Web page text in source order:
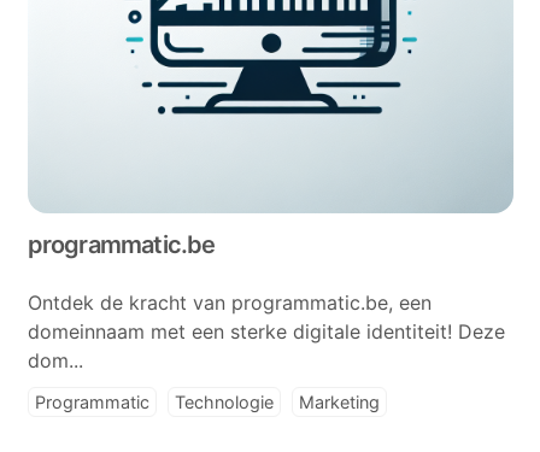
programmatic.be
Ontdek de kracht van programmatic.be, een
domeinnaam met een sterke digitale identiteit! Deze
dom...
Programmatic Technologie Marketing